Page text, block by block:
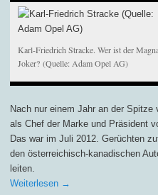
Karl-Friedrich Stracke. Wer ist der
Joker? (Quelle: Adam Opel AG)
Nach nur einem Jahr an der
als Chef der Marke und Präsident
Das war im Juli 2012. Gerüchten
den österreichisch-kanadischen
leiten.
Weiterlesen →